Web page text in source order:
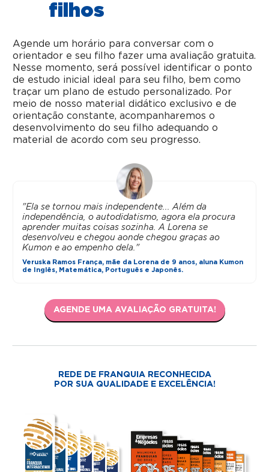
filhos
Agende um horário para conversar com o
orientador e seu filho fazer uma avaliação gratuita.
Nesse momento, será possível identificar o ponto
de estudo inicial ideal para seu filho, bem como
traçar um plano de estudo personalizado. Por
meio de nosso material didático exclusivo e de
orientação constante, acompanharemos o
desenvolvimento do seu filho adequando o
material de acordo com seu progresso.
"Ela se tornou mais independente... Além da
independência, o autodidatismo, agora ela procura
aprender muitas coisas sozinha. A Lorena se
desenvolveu e chegou aonde chegou graças ao
Kumon e ao empenho dela."
Veruska Ramos França, mãe da Lorena de 9 anos, aluna Kumon
de Inglês, Matemática, Português e Japonês.
AGENDE UMA AVALIAÇÃO GRATUITA!
REDE DE FRANQUIA RECONHECIDA
POR SUA QUALIDADE E EXCELÊNCIA!